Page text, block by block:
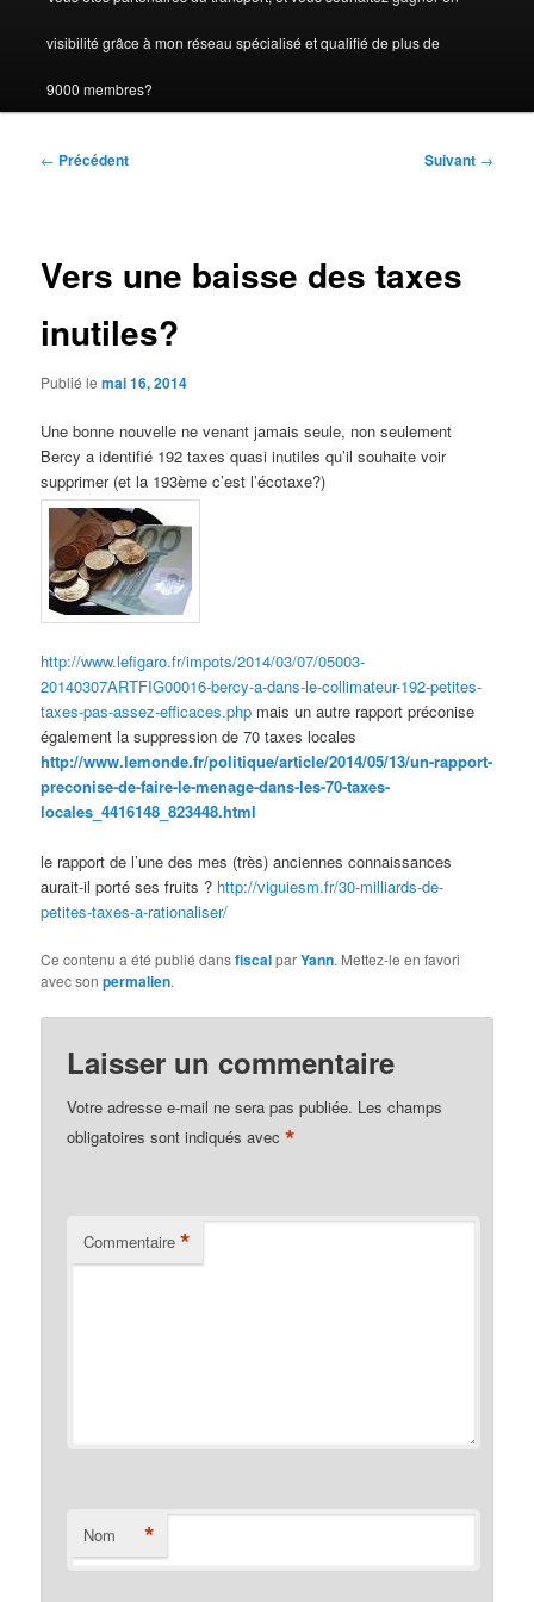
visibilité grâce à mon réseau spécialisé et qualifié de plus de
9000 membres?
Navigation
← Précédent Suivant →
Vers une baisse des taxes
inutiles?
Publié lemai 16, 2014
Une bonne nouvelle ne venant jamais seule, non seulement
Bercy a identifié 192 taxes quasi inutiles qu’il souhaite voir
supprimer (et la 193ème c’est l’écotaxe?)
http://www.lefigaro.fr/impots/2014/03/07/05003-
20140307ARTFIG00016-bercy-a-dans-le-collimateur-192-petites-
taxes-pas-assez-efficaces.php mais un autre rapport préconise
également la suppression de 70 taxes locales
http://www.lemonde.fr/politique/article/2014/05/13/un-rapport-
preconise-de-faire-le-menage-dans-les-70-taxes-
locales_4416148_823448.html
le rapport de l’une des mes (très) anciennes connaissances
aurait-il porté ses fruits ? http://viguiesm.fr/30-milliards-de-
petites-taxes-a-rationaliser/
Ce contenu a été publié dansfiscalparYann. Mettez-le en favori
avec sonpermalien.
Laisser un commentaire
Votre adresse e-mail ne sera pas publiée. Les champs
obligatoires sont indiqués avec*
Commentaire *
Nom *